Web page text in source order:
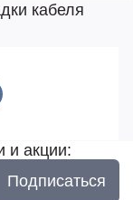
кабеля
и акции:
Подписаться